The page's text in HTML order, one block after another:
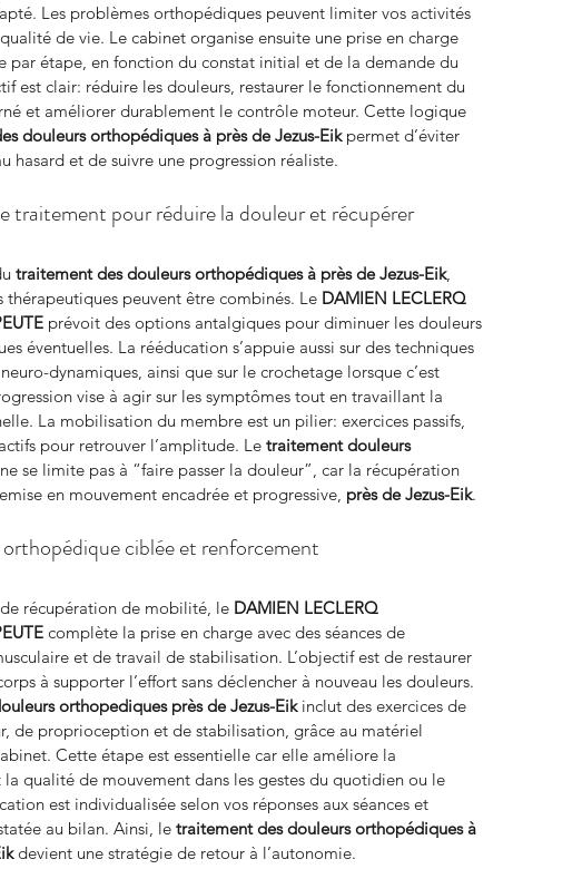
Les problèmes orthopédiques peuvent limiter vos activités
de vie. Le cabinet organise ensuite une prise en charge
par étape, en fonction du constat initial et de la demande du
est clair: réduire les douleurs, restaurer le fonctionnement du
et améliorer durablement le contrôle moteur. Cette logique
douleurs orthopédiques à près de Jezus-Eik permet d’éviter
hasard et de suivre une progression réaliste.
traitement pour réduire la douleur et récupérer
traitement des douleurs orthopédiques à près de Jezus-Eik,
thérapeutiques peuvent être combinés. Le DAMIEN LECLERQ
prévoit des options antalgiques pour diminuer les douleurs
éventuelles. La rééducation s’appuie aussi sur des techniques
dynamiques, ainsi que sur le crochetage lorsque c’est
vise à agir sur les symptômes tout en travaillant la
La mobilisation du membre est un pilier: exercices passifs,
pour retrouver l’amplitude. Le traitement douleurs
se limite pas à “faire passer la douleur”, car la récupération
en mouvement encadrée et progressive, près de Jezus-Eik.
ciblée et renforcement
récupération de mobilité, le DAMIEN LECLERQ
complète la prise en charge avec des séances de
et de travail de stabilisation. L’objectif est de restaurer
à supporter l’effort sans déclencher à nouveau les douleurs.
orthopediques près de Jezus-Eik inclut des exercices de
de proprioception et de stabilisation, grâce au matériel
Cette étape est essentielle car elle améliore la
qualité de mouvement dans les gestes du quotidien ou le
est individualisée selon vos réponses aux séances et
au bilan. Ainsi, le traitement des douleurs orthopédiques à
devient une stratégie de retour à l’autonomie.